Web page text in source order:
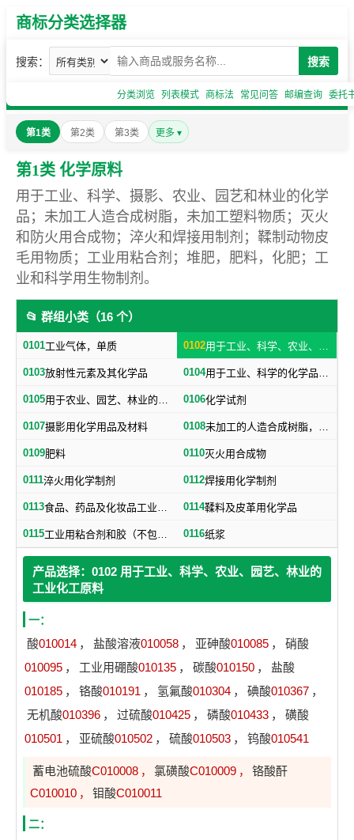
商标分类选择器
搜索： 搜索
分类浏览 列表模式 商标法 常见问答 邮编查询 委托
第1类 第2类 第3类 更多 ▾
第1类 化学原料
用于工业、科学、摄影、农业、园艺和林业的化学
品；未加工人造合成树脂，未加工塑料物质；灭火
和防火用合成物；淬火和焊接用制剂；鞣制动物皮
毛用物质；工业用粘合剂；堆肥，肥料，化肥；工
业和科学用生物制剂。
📂 群组小类（16 个）
0101工业气体，单质 0102 用于工业、科学、农业、园艺、林业的工业化工原料
0103放射性元素及其化学品 0104 用于工业、科学的化学品、化学制剂，不属于其他类别的产品用的化学制品
0105 用于农业、园艺、林业的化学品、化学制剂 0106化学试剂
0107摄影用化学用品及材料 0108 未加工的人造合成树脂，未加工塑料物质（不包括未加工的天然树脂）
0109肥料 0110灭火用合成物
0111淬火用化学制剂 0112焊接用化学制剂
0113 食品、药品及化妆品工业用化学品（不包括食品用防腐盐） 0114鞣料及皮革用化学品
0115 工业用粘合剂和胶（不包括纸用粘合剂） 0116纸浆
产品选择：0102 用于工业、科学、农业、园艺、林业的
工业化工原料
一：
酸010014 ， 盐酸溶液010058 ， 亚砷酸010085 ，
硝酸
010095 ， 工业用硼酸010135 ， 碳酸010150 ，
盐酸
010185 ， 铬酸010191 ， 氢氟酸010304 ， 碘酸010367 ，
无机酸010396 ， 过硫酸010425 ， 磷酸010433 ，
磺酸
010501 ， 亚硫酸010502 ， 硫酸010503 ， 钨酸010541
蓄电池硫酸C010008 ， 氯磺酸C010009 ，
铬酸酐
C010010 ， 钼酸C010011
二：